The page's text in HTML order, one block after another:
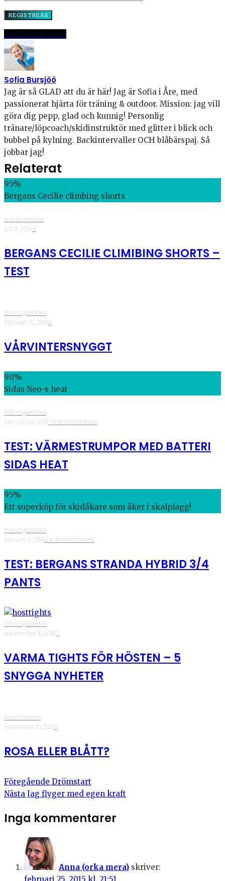
DelaPinnaE-post
Sofia Bursjöö
Jag är så GLAD att du är här! Jag är Sofia i Åre, med
passionerat hjärta för träning & outdoor. Mission: jag vill
göra dig pepp, glad och kunnig! Personlig
tränare/löpcoach/skidinstruktör med glitter i blick och
bubbel på kylning. Backintervaller OCH blåbärspaj. Så
jobbar jag!
Relaterat
95%
Bergans Cecilie climbing shorts
outdoorstories
·juli 2, 2019·4
BERGANS CECILIE CLIMIBING SHORTS –
TEST
Träningskläder
·februari 15, 2019·3
VÅRVINTERSNYGGT
90%
Sidas Neo-s heat
Träningskläder
·januari 24, 2019·7 kommentarer·4
TEST: VÄRMESTRUMPOR MED BATTERI
SIDAS HEAT
95%
Ett superköp för skidåkare som åker i skalplagg!
Träningskläder
·januari 9, 2019·2 kommentarer·6
TEST: BERGANS STRANDA HYBRID 3/4
PANTS
Träningskläder
·september 10, 2018·0
VARMA TIGHTS FÖR HÖSTEN – 5
SNYGGA NYHETER
healthstories
·november 10, 2017·0
ROSA ELLER BLÅTT?
Föregående Drömstart
Nästa Jag flyger med egen kraft
Inga kommentarer
Anna (orka mera) skriver: